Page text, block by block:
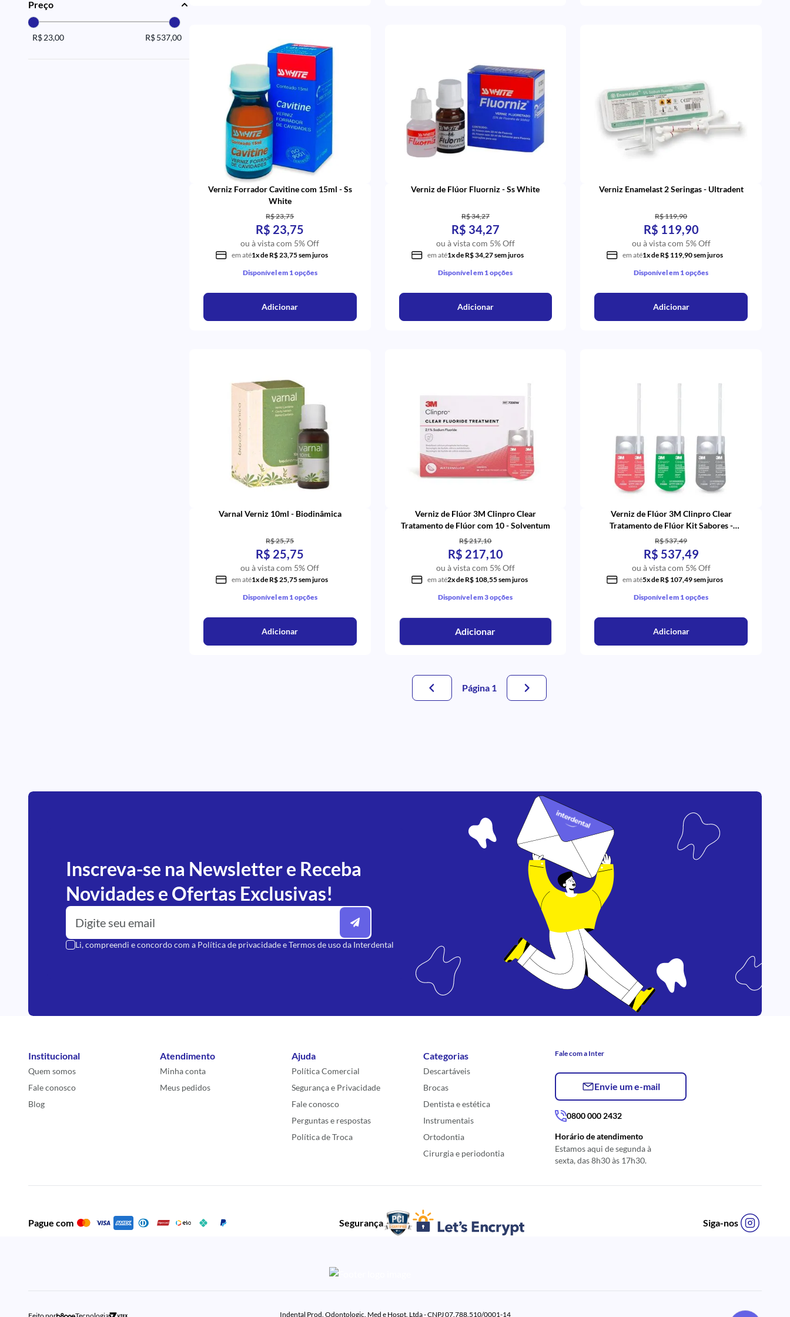
Preço
R$ 23,00 R$ 537,00
Verniz Forrador Cavitine com 15ml - Ss
White
R$ 23,75
R$ 23,75
ou à vista com 5% Off
em até1x de R$ 23,75 sem juros
Disponível em 1 opções
Adicionar
Verniz de Flúor Fluorniz - Ss White
R$ 34,27
R$ 34,27
ou à vista com 5% Off
em até1x de R$ 34,27 sem juros
Disponível em 1 opções
Adicionar
Verniz Enamelast 2 Seringas - Ultradent
R$ 119,90
R$ 119,90
ou à vista com 5% Off
em até1x de R$ 119,90 sem juros
Disponível em 1 opções
Adicionar
Varnal Verniz 10ml - Biodinâmica
R$ 25,75
R$ 25,75
ou à vista com 5% Off
em até1x de R$ 25,75 sem juros
Disponível em 1 opções
Adicionar
Verniz de Flúor 3M Clinpro Clear
Tratamento de Flúor com 10 - Solventum
R$ 217,10
R$ 217,10
ou à vista com 5% Off
em até2x de R$ 108,55 sem juros
Disponível em 3 opções
Adicionar
Verniz de Flúor 3M Clinpro Clear
Tratamento de Flúor Kit Sabores -
Solventum
R$ 537,49
R$ 537,49
ou à vista com 5% Off
em até5x de R$ 107,49 sem juros
Disponível em 1 opções
Adicionar
Página 1
Inscreva-se na Newsletter e Receba
Novidades e Ofertas Exclusivas!
Li, compreendi e concordo com a Política de privacidadeeTermos de usoda Interdental
Institucional
Quem somos
Fale conosco
Blog
Atendimento
Minha conta
Meus pedidos
Ajuda
Política Comercial
Segurança e Privacidade
Fale conosco
Perguntas e respostas
Política de Troca
Categorias
Descartáveis
Brocas
Dentista e estética
Instrumentais
Ortodontia
Cirurgia e periodontia
Fale com a Inter
Envie um e-mail
0800 000 2432
Horário de atendimento
Estamos aqui de segunda à
sexta, das 8h30 às 17h30.
Pague com Segurança Siga-nos
Indental Prod. Odontologic. Med e Hospt. Ltda - CNPJ 07.788.510/0001-14